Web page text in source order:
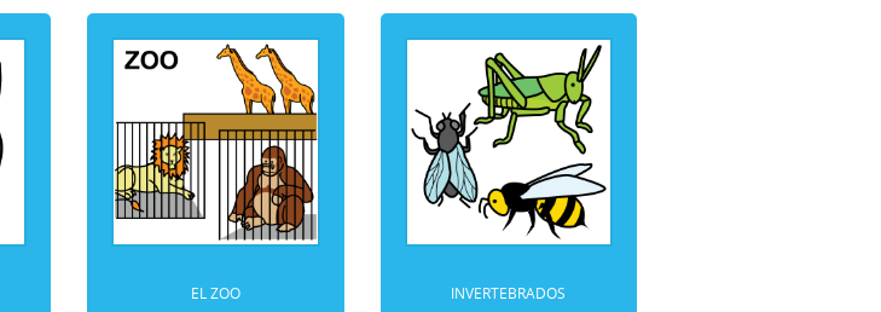
EL ZOO INVERTEBRADOS